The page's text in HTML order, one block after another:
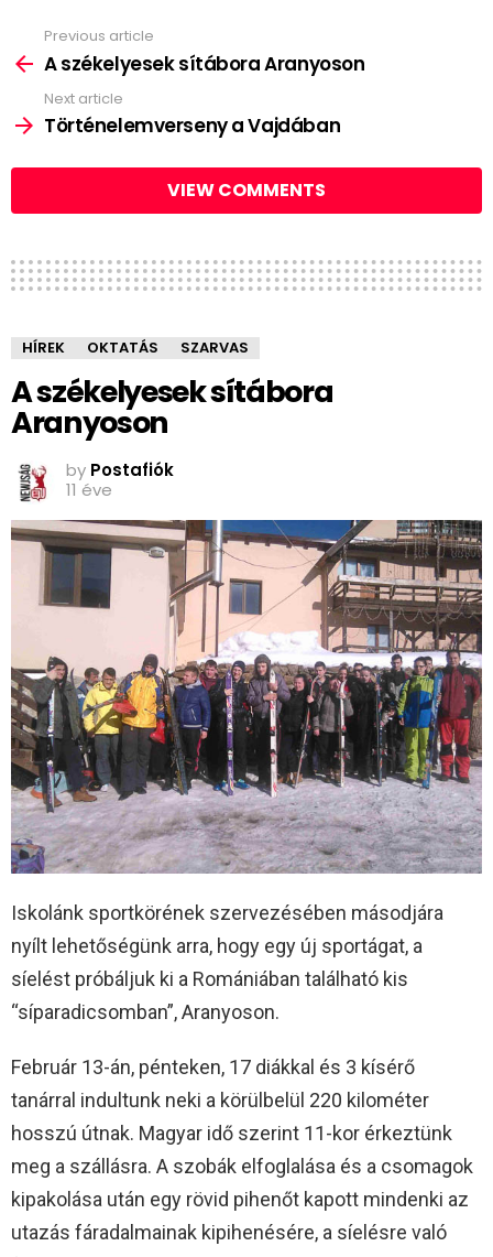
more
Previous article
A székelyesek sítábora Aranyoson
Next article
Történelemverseny a Vajdában
VIEW COMMENTS
HÍREK OKTATÁS SZARVAS
A székelyesek sítábora
Aranyoson
by Postafiók
11 éve
Iskolánk sportkörének szervezésében másodjára
nyílt lehetőségünk arra, hogy egy új sportágat, a
síelést próbáljuk ki a Romániában található kis
“síparadicsomban”, Aranyoson.
Február 13-án, pénteken, 17 diákkal és 3 kísérő
tanárral indultunk neki a körülbelül 220 kilométer
hosszú útnak. Magyar idő szerint 11-kor érkeztünk
meg a szállásra. A szobák elfoglalása és a csomagok
kipakolása után egy rövid pihenőt kapott mindenki az
utazás fáradalmainak kipihenésére, a síelésre való